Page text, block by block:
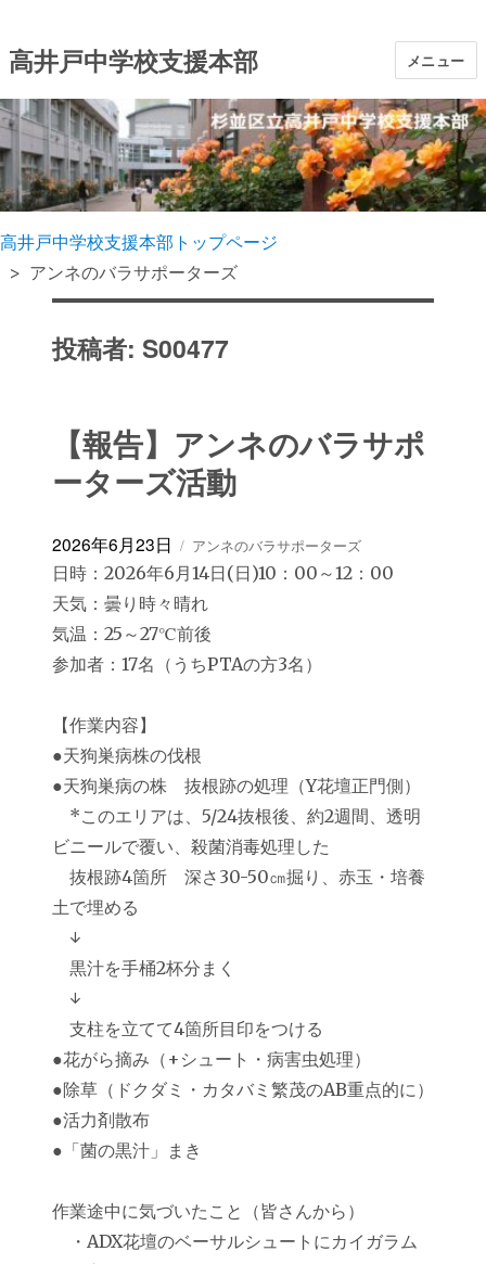
高井戸中学校支援本部 メニュー
高井戸中学校支援本部トップページ
アンネのバラサポーターズ
投稿者: S00477
【報告】アンネのバラサポ
ーターズ活動
投
稿
日:
2026年6月23日
カ
テ
ゴ
リ
ー
アンネのバラサポーターズ
日時：2026年6月14日(日)10：00～12：00
天気：曇り時々晴れ
気温：25～27℃前後
参加者：17名（うちPTAの方3名）
【作業内容】
●天狗巣病株の伐根
●天狗巣病の株 抜根跡の処理（Y花壇正門側）
*このエリアは、5/24抜根後、約2週間、透明
ビニールで覆い、殺菌消毒処理した
抜根跡4箇所 深さ30-50㎝掘り、赤玉・培養
土で埋める
↓
黒汁を手桶2杯分まく
↓
支柱を立てて4箇所目印をつける
●花がら摘み（+シュート・病害虫処理）
●除草（ドクダミ・カタバミ繁茂のAB重点的に）
●活力剤散布
●「菌の黒汁」まき
作業途中に気づいたこと（皆さんから）
・ADX花壇のベーサルシュートにカイガラム